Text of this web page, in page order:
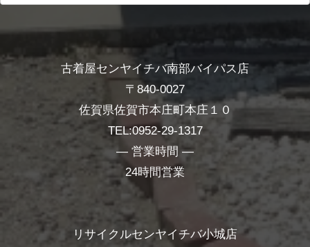
古着屋センヤイチバ南部バイパス店
〒840-0027
佐賀県佐賀市本庄町本庄１０
TEL:0952-29-1317
― 営業時間 ―
24時間営業
リサイクルセンヤイチバ小城店